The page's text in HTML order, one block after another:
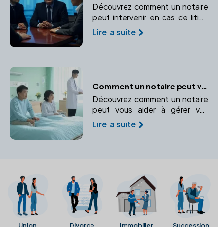
Découvrez comment un notaire
peut intervenir en cas de litige
entre associés et prévenir les
conflits. Points clefs : Médiation
Lire la suite
Comment un notaire peut vous aider en cas d'incapacité temporaire
Découvrez comment un notaire
peut vous aider à gérer vos
biens et vos intérêts en cas
d'incapacité temporaire.
Lire la suite
Union Divorce Immobilier Succession